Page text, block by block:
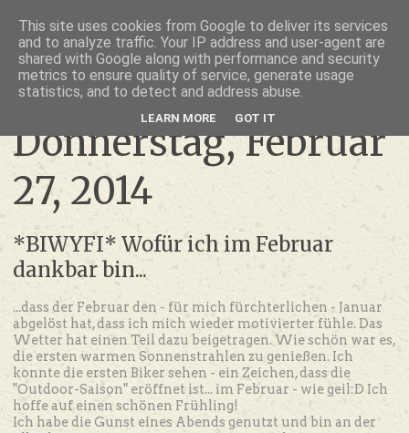
thru lensed eyes
- das Schöne im Fokus -
Donnerstag, Februar
27, 2014
*BIWYFI* Wofür ich im Februar
dankbar bin...
...dass der Februar den - für mich fürchterlichen - Januar
abgelöst hat, dass ich mich wieder motivierter fühle. Das
Wetter hat einen Teil dazu beigetragen. Wie schön war es,
die ersten warmen Sonnenstrahlen zu genießen. Ich
konnte die ersten Biker sehen - ein Zeichen, dass die
"Outdoor-Saison" eröffnet ist... im Februar - wie geil:D Ich
hoffe auf einen schönen Frühling!
Ich habe die Gunst eines Abends genutzt und bin an der
This site uses cookies from Google to deliver its services
and to analyze traffic. Your IP address and user-agent are
shared with Google along with performance and security
metrics to ensure quality of service, generate usage
statistics, and to detect and address abuse.
LEARN MORE GOT IT